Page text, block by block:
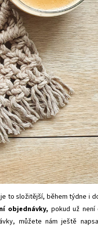
to složitější, během týdne i
objednávky, pokud už není
můžete nám ještě